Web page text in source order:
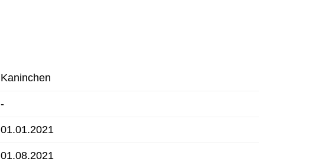
Kaninchen
-
01.01.2021
01.08.2021